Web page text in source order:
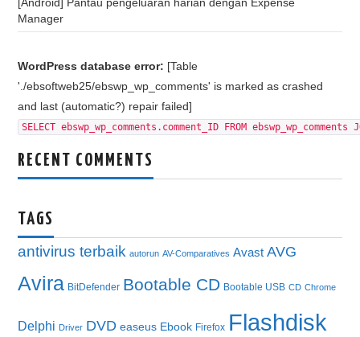
[Android] Pantau pengeluaran harian dengan Expense
Manager
WordPress database error: [Table
'./ebsoftweb25/ebswp_wp_comments' is marked as crashed
and last (automatic?) repair failed]
SELECT ebswp_wp_comments.comment_ID FROM
RECENT COMMENTS
TAGS
antivirus terbaik autorun AV-Comparatives Avast AVG
Avira BitDefender Bootable CD Bootable USB CD Chrome
Delphi Driver DVD easeus Ebook Firefox Flashdisk